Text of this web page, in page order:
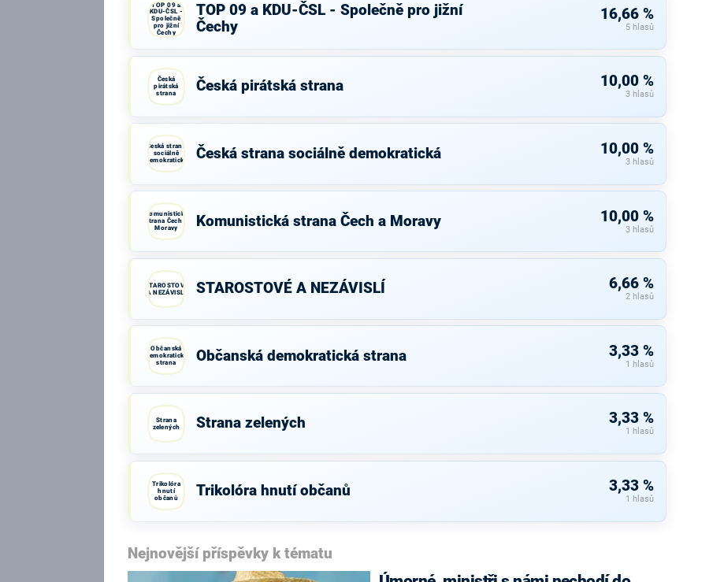
TOP 09 a
KDU-ČSL -
Společně
pro jižní
Čechy
TOP 09 a KDU-ČSL - Společně pro jižní
Čechy
16,66 %
5 hlasů
Česká
pirátská
strana
Česká pirátská strana 10,00 %
3 hlasů
Česká strana
sociálně
demokratická
Česká strana sociálně demokratická 10,00 %
3 hlasů
Komunistická
strana Čech a
Moravy
Komunistická strana Čech a Moravy 10,00 %
3 hlasů
STAROSTOVÉ
A NEZÁVISLÍ
STAROSTOVÉ A NEZÁVISLÍ 6,66 %
2 hlasů
Občanská
demokratická
strana
Občanská demokratická strana 3,33 %
1 hlasů
Strana
zelených
Strana zelených 3,33 %
1 hlasů
Trikolóra
hnutí
občanů
Trikolóra hnutí občanů 3,33 %
1 hlasů
Nejnovější příspěvky k tématu